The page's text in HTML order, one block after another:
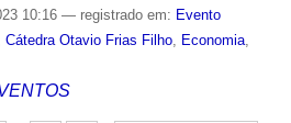
10:16 — registrado em: Evento
Cátedra Otavio Frias Filho, Economia,